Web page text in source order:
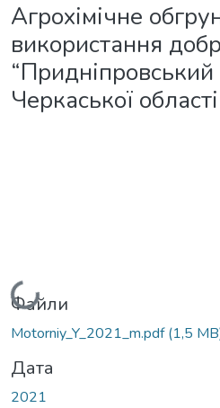
Агрохімічне
використання
“Придніпровський
Черкаської області
Вантажиться...
Файли
Motorniy_Y_2021_m.pdf(1,5
Дата
2021